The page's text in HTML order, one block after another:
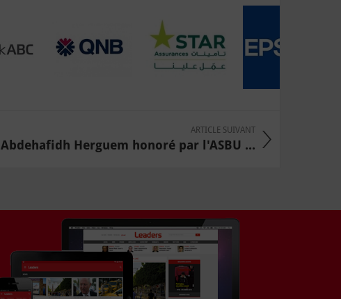
ARTICLE SUIVANT
Abdehafidh Herguem honoré par l'ASBU ...